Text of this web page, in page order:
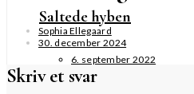
Saltede hyben
6. september 2022
Sophia Ellegaard
30. december 2024
Skriv et svar